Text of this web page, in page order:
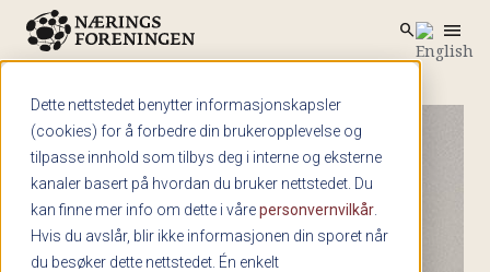
Dette nettstedet benytter informasjonskapsler
(cookies) for å forbedre din brukeropplevelse og
tilpasse innhold som tilbys deg i interne og eksterne
kanaler basert på hvordan du bruker nettstedet. Du
kan finne mer info om dette i vårepersonvernvilkår
Hvis du avslår, blir ikke informasjonen din sporet når
du besøker dette nettstedet. Én enkelt
Skip to main content search menu